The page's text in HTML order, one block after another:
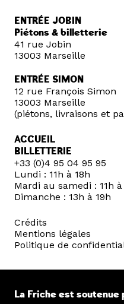
ENTRÉE JOBIN
Piétons & billetterie
41 rue Jobin
13003 Marseille
ENTRÉE SIMON
12 rue François Simon
13003 Marseille
(piétons, livraisons et
ACCUEIL
BILLETTERIE
+33 (0)4 95 04 95 95
Lundi : 11h à 18h
Mardi au samedi : 11h à
Dimanche : 13h à 19h
Crédits
Mentions légales
Politique de
La Friche est soutenue